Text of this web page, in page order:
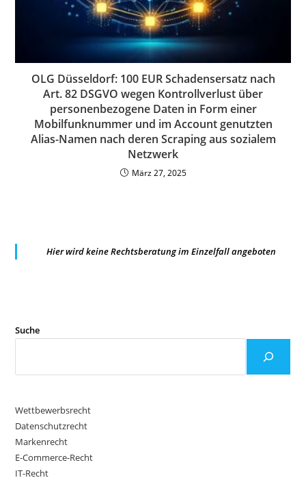
OLG Düsseldorf: 100 EUR Schadensersatz nach
Art. 82 DSGVO wegen Kontrollverlust über
personenbezogene Daten in Form einer
Mobilfunknummer und im Account genutzten
Alias-Namen nach deren Scraping aus sozialem
Netzwerk
März 27, 2025
Hier wird keine Rechtsberatung im Einzelfall angeboten
Suche
Wettbewerbsrecht
Datenschutzrecht
Markenrecht
E-Commerce-Recht
IT-Recht